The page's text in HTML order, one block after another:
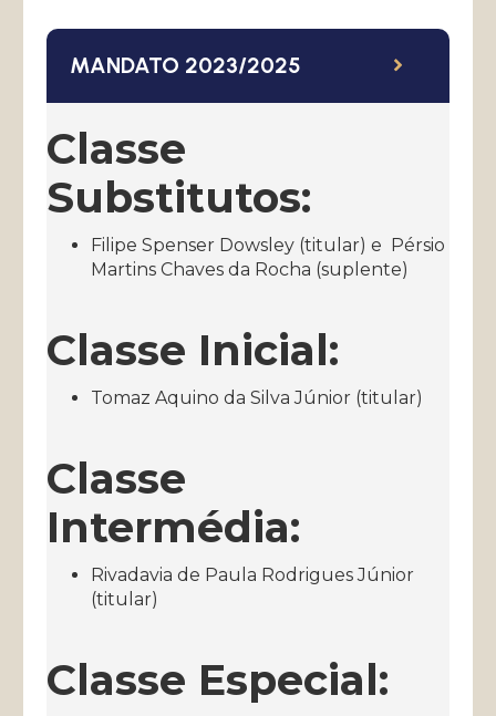
MANDATO 2023/2025
Classe
Substitutos:
Filipe Spenser Dowsley (titular) e Pérsio
Martins Chaves da Rocha (suplente)
Classe Inicial:
Tomaz Aquino da Silva Júnior (titular)
Classe
Intermédia:
Rivadavia de Paula Rodrigues Júnior
(titular)
Classe Especial: